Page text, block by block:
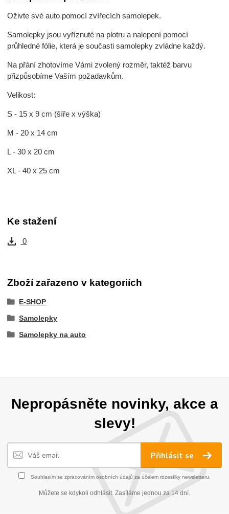
Oživte své auto pomocí zvířecích samolepek.
Samolepky jsou vyříznuté na plotru a nalepení pomocí
průhledné fólie, která je současti samolepky zvládne každý.
Na přání zhotovíme Vámi zvolený rozměr, taktéž barvu
přizpůsobíme Vaším požadavkům.
Velikost:
S - 15 x 9 cm (šíře x výška)
M - 20 x 14 cm
L - 30 x 20 cm
XL - 40 x 25 cm
Ke stažení
0
Zboží zařazeno v kategoriích
E-SHOP
Samolepky
Samolepky na auto
Nepropásněte novinky, akce a
slevy!
Přihlásit se
Souhlasím se zpracováním osobních údajů za účelem rozesílky newsletteru.
Můžete se kdykoli odhlásit. Zasíláme jednou za 14 dní.